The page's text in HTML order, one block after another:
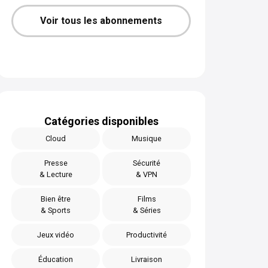
Voir tous les abonnements
Catégories disponibles
Cloud Musique
Presse
& Lecture
Sécurité
& VPN
Bien être
& Sports
Films
& Séries
Jeux vidéo Productivité
Éducation Livraison